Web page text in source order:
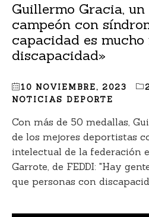
Guillermo Gracia,
campeón con
capacidad es
discapacidad»
10 NOVIEMBRE, 2023
NOTICIAS DEPORTE
Con más de 50 medallas,
de los mejores deportistas
intelectual de la federación
Garrote, de FEDDI: "Hay
que personas con